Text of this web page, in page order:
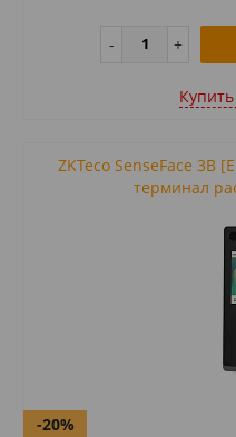
ZKTeco SenseFace 3B
терминал
-20%